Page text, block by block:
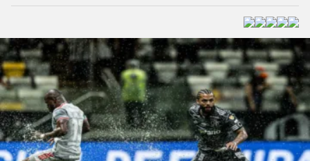
CÓDIGO
DE
INDICAÇÃO
BET365
CÓDIGO
CORINTHIANS
SÃO
PAULO
A
LIBERTADORES
COPA
DO
BRASIL
MERCADO
DA
BOLA
PALPITES
no Twitter